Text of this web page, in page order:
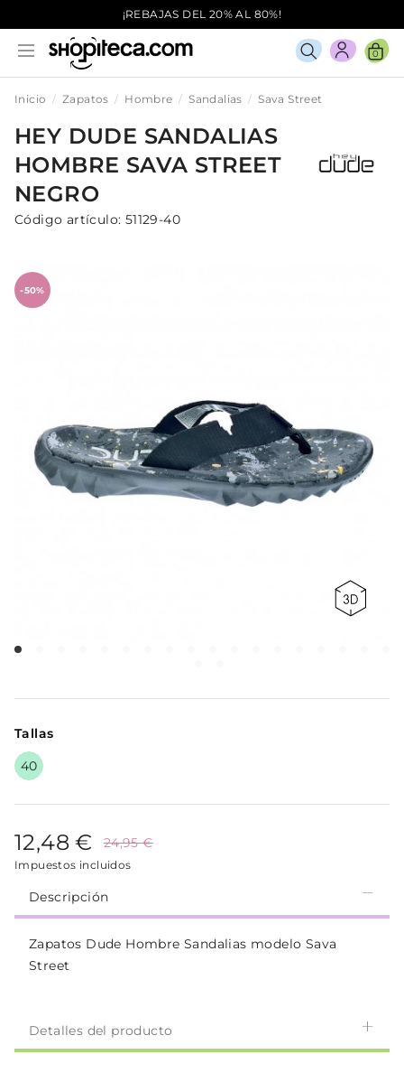
¡REBAJAS DEL 20% AL 80%!
0
Inicio Zapatos Hombre Sandalias Sava Street
HEY DUDE SANDALIAS
HOMBRE SAVA STREET
NEGRO
Código artículo: 51129-40
-50%
Tallas
40
12,48 € 24,95 €
Impuestos incluidos
Descripción
Zapatos Dude Hombre Sandalias modelo Sava
Street
Detalles del producto